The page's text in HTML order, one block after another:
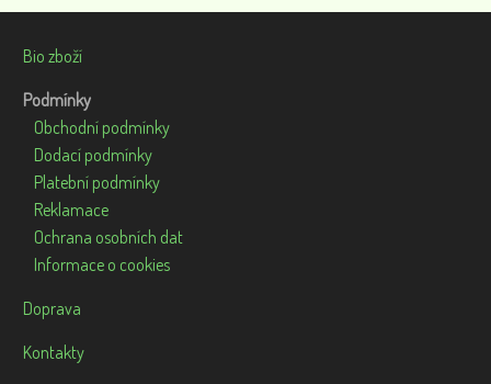
Bio zboží
Podmínky
Obchodní podmínky
Dodací podmínky
Platební podmínky
Reklamace
Ochrana osobních dat
Informace o cookies
Doprava
Kontakty